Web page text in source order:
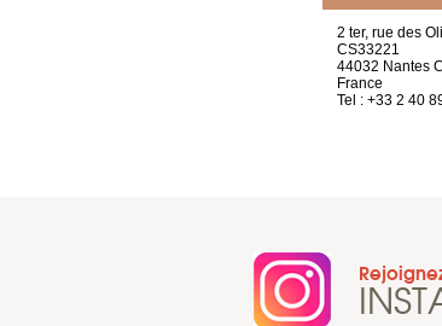
2 ter, rue des
CS33221
44032 Nantes
France
Tel : +33 2 40